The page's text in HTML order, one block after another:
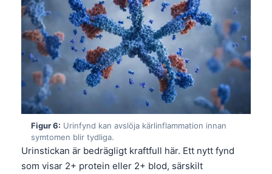
Figur 6: Urinfynd kan avslöja kärlinflammation innan
symtomen blir tydliga.
Urinstickan är bedrägligt kraftfull här. Ett nytt fynd
som visar 2+ protein eller 2+ blod, särskilt